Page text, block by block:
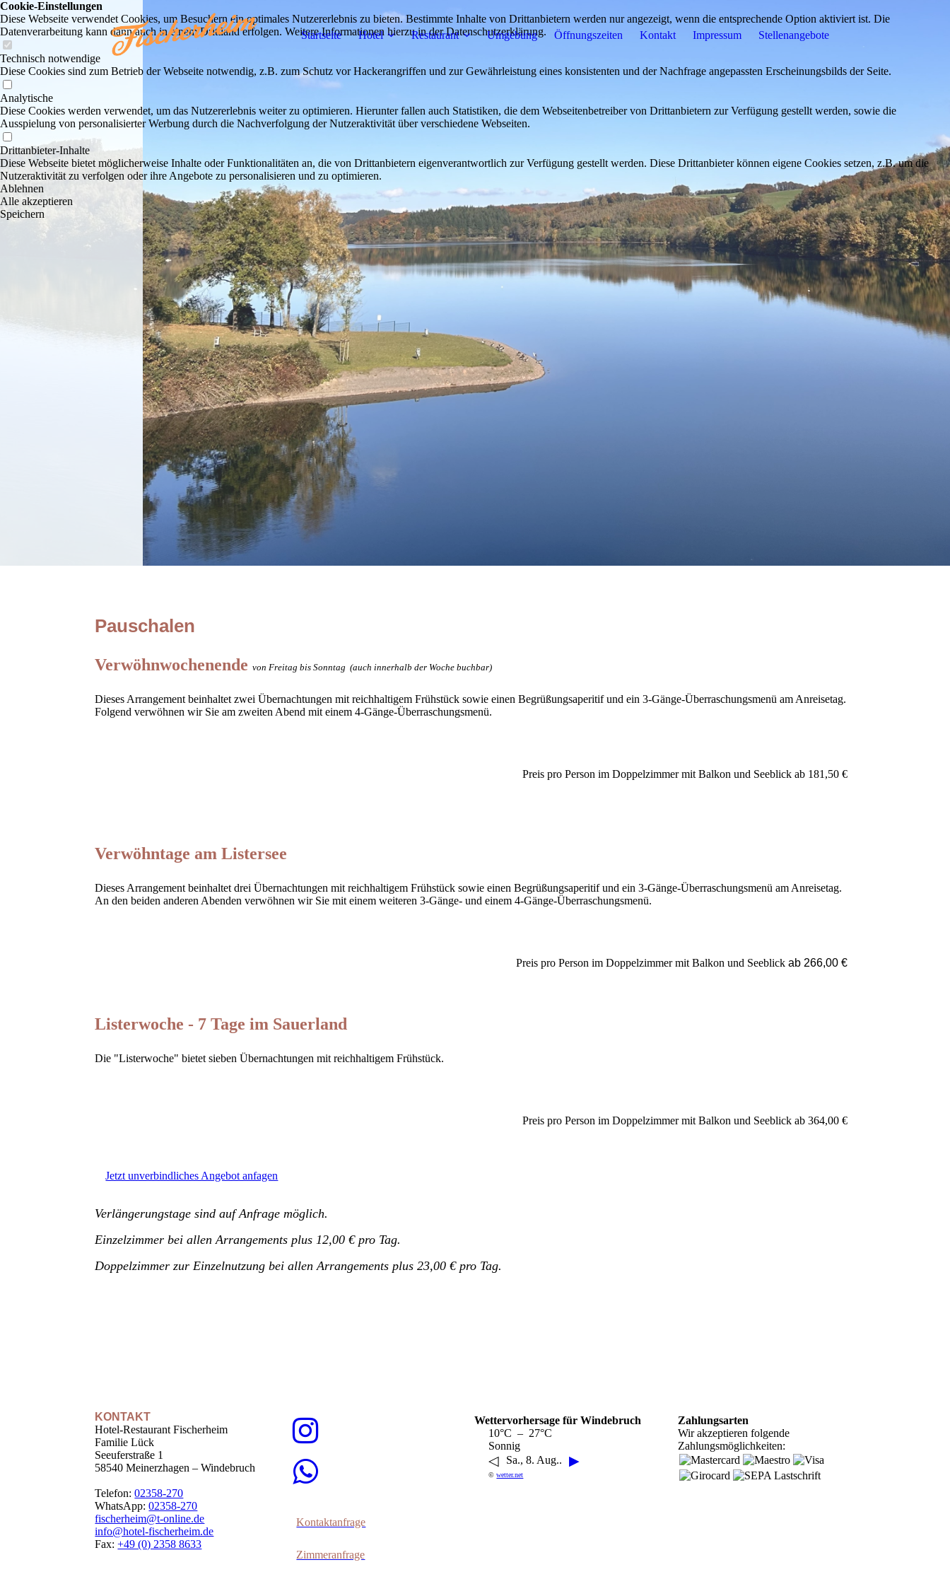
Startseite Hotel Restaurant Umgebung Öffnungszeiten Kontakt Impressum Stellenangebote
Pauschalen
Verwöhnwochenendevon Freitag bis Sonntag (auch innerhalb der Woche buchbar)
Dieses Arrangement beinhaltet zwei Übernachtungen mit reichhaltigem Frühstück sowie einen Begrüßungsaperitif und ein 3-Gänge-Überraschungsmenü am Anreisetag.
Folgend verwöhnen wir Sie am zweiten Abend mit einem 4-Gänge-Überraschungsmenü.
Preis pro Person im Doppelzimmer mit Balkon und Seeblick ab 181,50 €
Verwöhntage am Listersee
Dieses Arrangement beinhaltet drei Übernachtungen mit reichhaltigem Frühstück sowie einen Begrüßungsaperitif und ein 3-Gänge-Überraschungsmenü am Anreisetag.
An den beiden anderen Abenden verwöhnen wir Sie mit einem weiteren 3-Gänge- und einem 4-Gänge-Überraschungsmenü.
Preis pro Person im Doppelzimmer mit Balkon und Seeblick ab 266,00 €
Listerwoche - 7 Tage im Sauerland
Die "Listerwoche" bietet sieben Übernachtungen mit reichhaltigem Frühstück.
Preis pro Person im Doppelzimmer mit Balkon und Seeblickab 364,00 €
Jetzt unverbindliches Angebot anfagen
Verlängerungstage sind auf Anfrage möglich.
Einzelzimmer bei allen Arrangements plus 12,00 € pro Tag.
Doppelzimmer zur Einzelnutzung bei allen Arrangements plus 23,00 € pro Tag.
KONTAKT
Hotel-Restaurant Fischerheim
Familie Lück
Seeuferstraße 1
58540 Meinerzhagen – Windebruch
Telefon:02358-270
WhatsApp:02358-270
fischerheim@t-online.de
info@hotel-fischerheim.de
Fax:+49 (0) 2358 8633
Kontaktanfrage
Zimmeranfrage
Wettervorhersage für Windebruch
10°C – 27°C
Sonnig
◁ Sa., 8. Aug.. ▶
©wetter.net
Zahlungsarten
Wir akzeptieren folgende
Zahlungsmöglichkeiten:
Cookie-Einstellungen
Diese Webseite verwendet Cookies, um Besuchern ein optimales Nutzererlebnis zu bieten. Bestimmte Inhalte von Drittanbietern werden nur angezeigt, wenn die entsprechende Option aktiviert ist. Die
Datenverarbeitung kann dann auch in einem Drittland erfolgen. Weitere Informationen hierzu in der Datenschutzerklärung.
Technisch notwendige
Diese Cookies sind zum Betrieb der Webseite notwendig, z.B. zum Schutz vor Hackerangriffen und zur Gewährleistung eines konsistenten und der Nachfrage angepassten Erscheinungsbilds der Seite.
Analytische
Diese Cookies werden verwendet, um das Nutzererlebnis weiter zu optimieren. Hierunter fallen auch Statistiken, die dem Webseitenbetreiber von Drittanbietern zur Verfügung gestellt werden, sowie die
Ausspielung von personalisierter Werbung durch die Nachverfolgung der Nutzeraktivität über verschiedene Webseiten.
Drittanbieter-Inhalte
Diese Webseite bietet möglicherweise Inhalte oder Funktionalitäten an, die von Drittanbietern eigenverantwortlich zur Verfügung gestellt werden. Diese Drittanbieter können eigene Cookies setzen, z.B. um die
Nutzeraktivität zu verfolgen oder ihre Angebote zu personalisieren und zu optimieren.
Ablehnen
Alle akzeptieren
Speichern